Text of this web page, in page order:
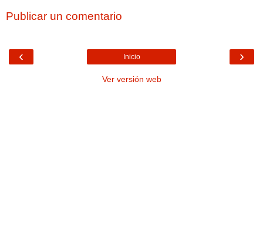
Publicar un comentario
‹ ›
Inicio
Ver versión web